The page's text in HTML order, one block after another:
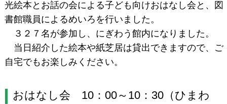
光絵本とお話の会による子ども向けおはなし会と、図
書館職員によるめいろを行いました。
３２７名が参加し、にぎわう館内になりました。
当日紹介した絵本や紙芝居は貸出できますので、ご
自宅でもお楽しみください。
おはなし会 10：00～10：30（ひまわ